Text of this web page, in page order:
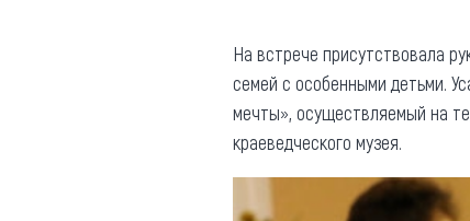
На встрече присутствовала
семей с особенными детьми.
мечты», осуществляемый на
краеведческого музея.